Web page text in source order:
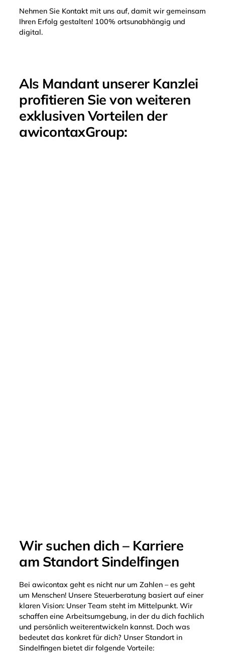
Strategieberatung
zu Umgang mit
Verlusten,
Nehmen Sie Kontakt mit uns auf, damit wir gemeinsam
Ihren Erfolg gestalten! 100% ortsunabhängig und
digital.
Als Mandant unserer Kanzlei
profitieren Sie von weiteren
exklusiven Vorteilen der
awicontaxGroup:
Wir suchen dich – Karriere
am Standort Sindelfingen
Bei awicontax geht es nicht nur um Zahlen – es geht
um Menschen! Unsere Steuerberatung basiert auf einer
klaren Vision: Unser Team steht im Mittelpunkt. Wir
schaffen eine Arbeitsumgebung, in der du dich fachlich
und persönlich weiterentwickeln kannst. Doch was
bedeutet das konkret für dich? Unser Standort in
Sindelfingen bietet dir folgende Vorteile: